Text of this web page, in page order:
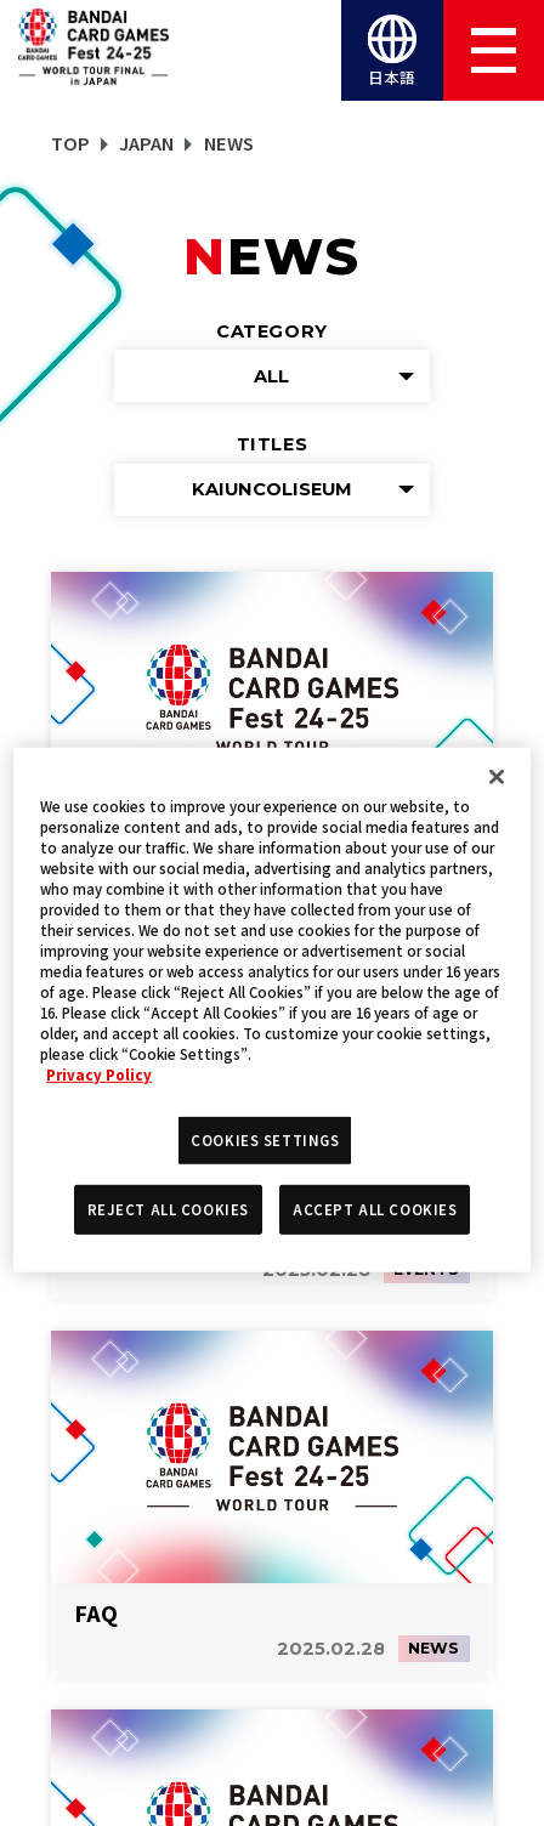
日本語
TOP JAPAN NEWS
NEWS
CATEGORY
ALL
TITLES
KAIUNCOLISEUM
事後販売について
2025.03.08 PRODUCTS
参加方法
2025.02.28 EVENTS
FAQ
2025.02.28 NEWS
We use cookies to improve your experience on our website, to
personalize content and ads, to provide social media features and
to analyze our traffic. We share information about your use of our
website with our social media, advertising and analytics partners,
who may combine it with other information that you have
provided to them or that they have collected from your use of
their services. We do not set and use cookies for the purpose of
improving your website experience or advertisement or social
media features or web access analytics for our users under 16 years
of age. Please click “Reject All Cookies” if you are below the age of
16. Please click “Accept All Cookies” if you are 16 years of age or
older, and accept all cookies. To customize your cookie settings,
please click “Cookie Settings”.
Privacy Policy
COOKIES SETTINGS
REJECT ALL COOKIES ACCEPT ALL COOKIES